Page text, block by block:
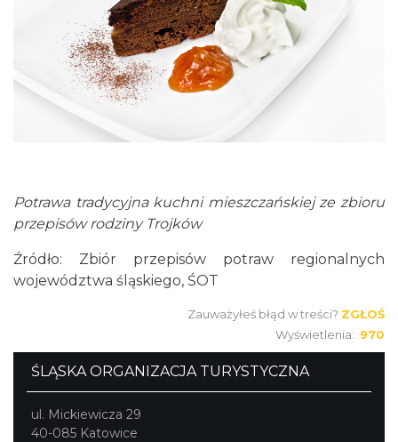
Potrawa tradycyjna kuchni mieszczańskiej ze zbioru
przepisów rodziny Trojków
Źródło: Zbiór przepisów potraw regionalnych
województwa śląskiego, ŚOT
Zauważyłeś błąd w treści? ZGŁOŚ
Wyświetlenia: 970
ŚLĄSKA ORGANIZACJA TURYSTYCZNA
ul. Mickiewicza 29
40-085 Katowice